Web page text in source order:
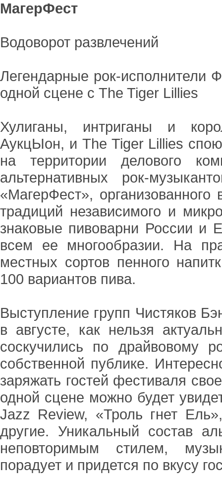
МагерФест
Водоворот развлечений
Легендарные рок-исполнители
одной сцене с The Tiger Lillies
Хулиганы, интриганы и
АукцЫон, и The Tiger Lillies
на территории делового
альтернативных рок-
«МагерФест»,
традиций независимого и
знаковые пивоварни России и
всем ее многообразии. На
местных сортов пенного
100 вариантов пива.
Выступление групп Чистяков
в августе, как нельзя
соскучились по драйвовому
собственной публике.
заряжать гостей фестиваля
одной сцене можно будет
Jazz Review, «Троль гнет
другие. Уникальный состав
неповторимым стилем,
порадует и придется по вкусу